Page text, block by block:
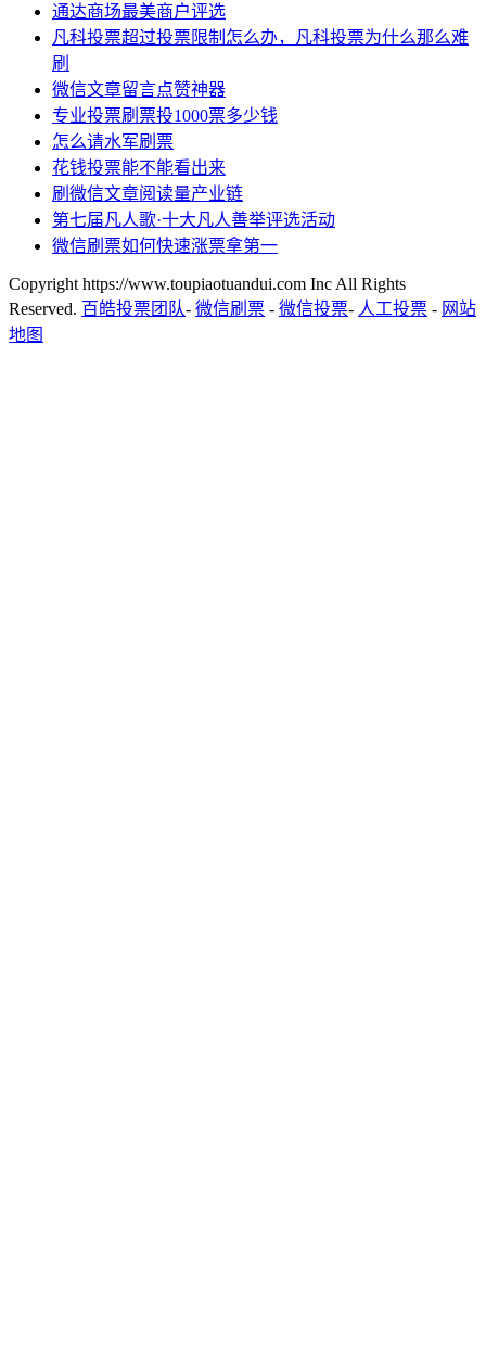
通达商场最美商户评选
凡科投票超过投票限制怎么办，凡科投票为什么那么难
刷
微信文章留言点赞神器
专业投票刷票投1000票多少钱
怎么请水军刷票
花钱投票能不能看出来
刷微信文章阅读量产业链
第七届凡人歌·十大凡人善举评选活动
微信刷票如何快速涨票拿第一
Copyright https://www.toupiaotuandui.com Inc All Rights
Reserved. 百皓投票团队- 微信刷票 - 微信投票- 人工投票 - 网站
地图